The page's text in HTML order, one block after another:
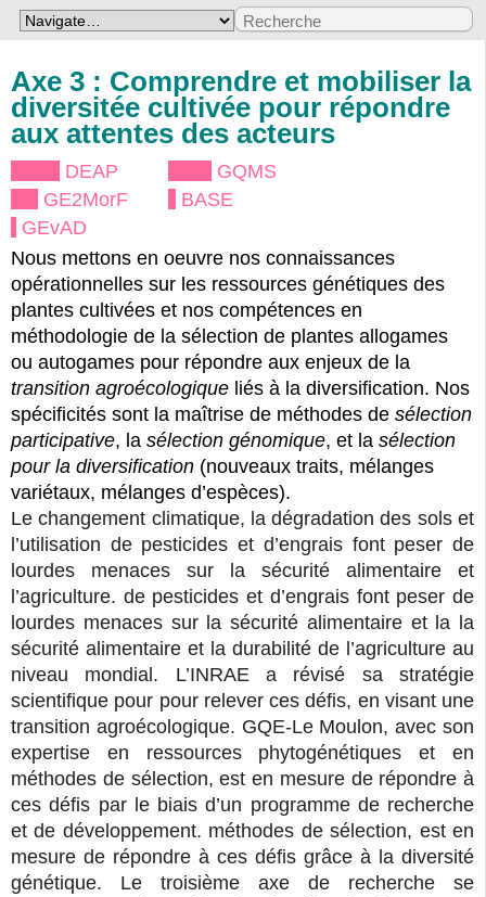
Axe 3 : Comprendre et mobiliser la
diversitée cultivée pour répondre
aux attentes des acteurs
DEAP
GQMS
GE2MorF
BASE
GEvAD
Nous mettons en oeuvre nos connaissances
opérationnelles sur les ressources génétiques des
plantes cultivées et nos compétences en
méthodologie de la sélection de plantes allogames
ou autogames pour répondre aux enjeux de la
transition agroécologique liés à la diversification. Nos
spécificités sont la maîtrise de méthodes de sélection
participative, la sélection génomique, et la sélection
pour la diversification (nouveaux traits, mélanges
variétaux, mélanges d’espèces).
Le changement climatique, la dégradation des sols et
l’utilisation de pesticides et d’engrais font peser de
lourdes menaces sur la sécurité alimentaire et
l’agriculture. de pesticides et d’engrais font peser de
lourdes menaces sur la sécurité alimentaire et la la
sécurité alimentaire et la durabilité de l’agriculture au
niveau mondial. L’INRAE a révisé sa stratégie
scientifique pour pour relever ces défis, en visant une
transition agroécologique. GQE-Le Moulon, avec son
expertise en ressources phytogénétiques et en
méthodes de sélection, est en mesure de répondre à
ces défis par le biais d’un programme de recherche
et de développement. méthodes de sélection, est en
mesure de répondre à ces défis grâce à la diversité
génétique. Le troisième axe de recherche se